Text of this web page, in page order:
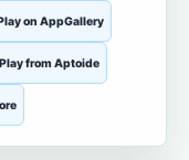
on AppGallery
Play from Aptoide